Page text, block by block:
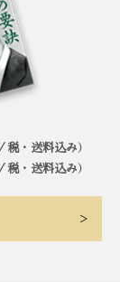
・送料込み）
・送料込み）